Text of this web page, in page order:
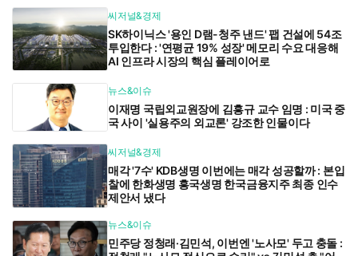
씨저널&경제
SK하이닉스 '용인 D램-청주 낸드' 팹 건설에 54조
투입한다 : '연평균 19% 성장' 메모리 수요 대응해
AI 인프라 시장의 핵심 플레이어로
뉴스&이슈
이재명 국립외교원장에 김흥규 교수 임명 : 미국 중
국 사이 '실용주의 외교론' 강조한 인물이다
씨저널&경제
매각 '7수' KDB생명 이번에는 매각 성공할까 : 본입
찰에 한화생명 흥국생명 한국금융지주 최종 인수
제안서 냈다
뉴스&이슈
민주당 정청래·김민석, 이번엔 '노사모' 두고 충돌 :